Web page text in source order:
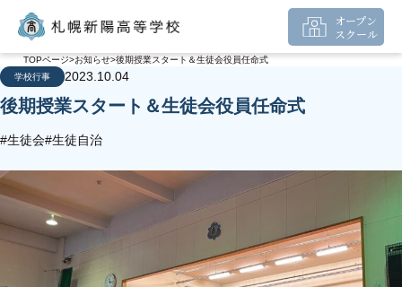
オープン
スクール
TOPページ お知らせ 後期授業スタート＆生徒会役員任命式
学校行事
2023.10.04
後期授業スタート＆生徒会役員任命式
#生徒会#生徒自治